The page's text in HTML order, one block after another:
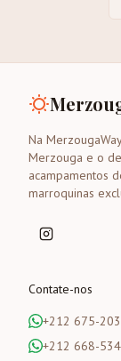
Na
Merzouga e o
acampamentos
marroquinas
Contate-nos
+212 675-
+212 668-